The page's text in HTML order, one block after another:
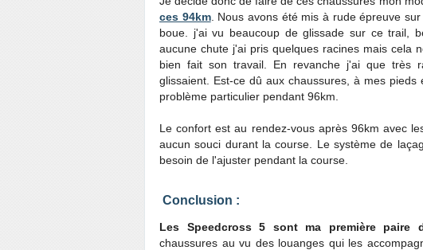
ces 94km. Nous avons été mis à rude épreuve
boue. j'ai vu beaucoup de glissade sur ce trail,
aucune chute j'ai pris quelques racines mais cela
bien fait son travail. En revanche j'ai que très
glissaient. Est-ce dû aux chaussures, à mes
problème particulier pendant 96km.
Le confort est au rendez-vous après 96km avec
aucun souci durant la course. Le système de
besoin de l'ajuster pendant la course.
Conclusion :
Les Speedcross 5 sont ma première paire
chaussures au vu des louanges qui les